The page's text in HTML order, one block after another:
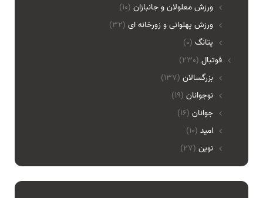
ورزش معلولان و جانبازان (10)
ورزش پهلوانی و زورخانه ای (32)
پتانگ (0)
(230) فوتبال
بزرگسالان (137)
نوجوانان (19)
جوانان (16)
امید (10)
نوین (27)